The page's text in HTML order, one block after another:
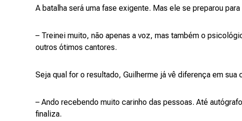
A batalha será uma fase exigente. Mas ele se preparou para
– Treinei muito, não apenas a voz, mas também o
outros ótimos cantores.
Seja qual for o resultado, Guilherme já vê diferença em sua
– Ando recebendo muito carinho das pessoas. Até
finaliza.